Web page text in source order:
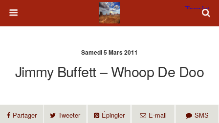
Samedi 5 Mars 2011
Jimmy Buffett – Whoop De Doo
Partager Tweeter Épingler E-mail SMS